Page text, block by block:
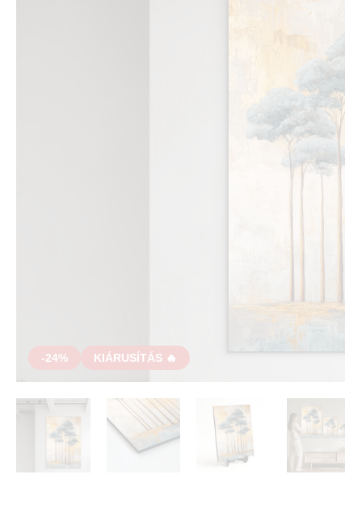
-24% KIÁRUSÍTÁS 🔥